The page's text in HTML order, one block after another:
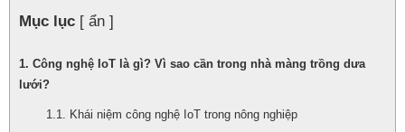
Mục lục [ ẩn ]
Công nghệ IoT là gì? Vì sao cần trong nhà màng trồng dưa
lưới?
Khái niệm công nghệ IoT trong nông nghiệp